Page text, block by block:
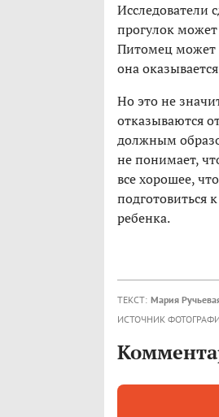
Исследователи
прогулок
Питомец может
она
Но это не
отказываются
должным
не понимает,
все хорошее,
подготовиться
ребенка.
ТЕКСТ: Мария
ИСТОЧНИК